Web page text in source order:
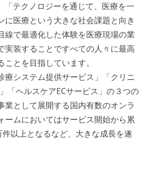
テクノロジーを通じて、医療を一
に医療という大きな社会課題と向き
線で最適化した体験を医療現場の業
実装することですべての人々に最高
とを目指しています。
療システム提供サービス」「クリニ
「ヘルスケアECサービス」の３つの
業として展開する国内有数のオンラ
ームにおいてはサービス開始から累
以上となるなど、大きな成長を遂